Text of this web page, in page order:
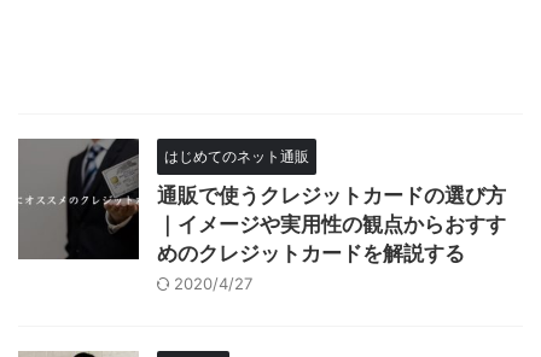
はじめてのネット通販
通販で使うクレジットカードの選び方
｜イメージや実用性の観点からおすす
めのクレジットカードを解説する
2020/4/27